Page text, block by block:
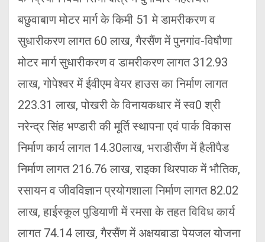
बछुवाबाण मोटर मार्ग के किमी 51 मे डामरीकरण व
सुधारीकरण लागत 60 लाख, गैरसैंण में पुनगांव-विषौणा
मोटर मार्ग सुधारीकरण व डामरीकरण लागत 312.93
लाख, गोपेश्वर में ईवीएम वेयर हाउस का निर्माण लागत
223.31 लाख, पोखरी के विनायकधार में स्व0 श्री
नरेन्द्र सिंह भण्डारी की मूर्ति स्थापना एवं पार्क विकास
निर्माण कार्य लागत 14.30लाख, भराडीसैंण में हैलीपैड
निर्माण लागत 216.76 लाख, राइका थिरपाक में भौतिक,
रसायन व जीवविज्ञान प्रयोगशाला निर्माण लागत 82.02
लाख, हाईस्कूल पुडियाणी में रमसा के तहत विविध कार्य
लागत 74.14 लाख, गैरसैंण में अक्षयबाडा पेयजल योजना